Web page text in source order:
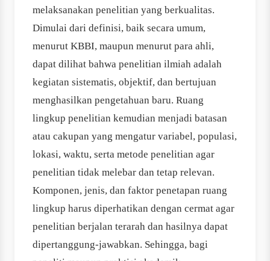
melaksanakan penelitian yang berkualitas.
Dimulai dari definisi, baik secara umum,
menurut KBBI, maupun menurut para ahli,
dapat dilihat bahwa penelitian ilmiah adalah
kegiatan sistematis, objektif, dan bertujuan
menghasilkan pengetahuan baru. Ruang
lingkup penelitian kemudian menjadi batasan
atau cakupan yang mengatur variabel, populasi,
lokasi, waktu, serta metode penelitian agar
penelitian tidak melebar dan tetap relevan.
Komponen, jenis, dan faktor penetapan ruang
lingkup harus diperhatikan dengan cermat agar
penelitian berjalan terarah dan hasilnya dapat
dipertanggung-jawabkan. Sehingga, bagi